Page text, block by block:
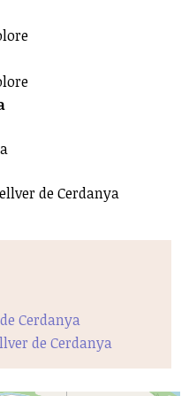
de Cerdanya
Cerdanya
de Cerdanya